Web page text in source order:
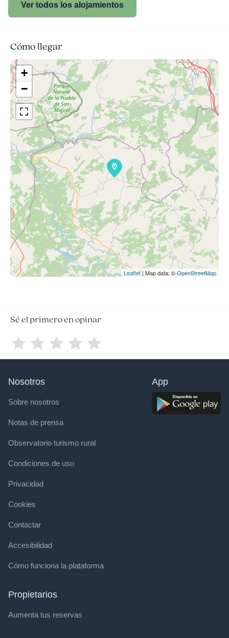
Ver todos los alojamientos
Cómo llegar
+
−
Leaflet| Map data: ©OpenStreetMap
Sé el primero en opinar
Nosotros
Sobre nosotros
Notas de prensa
Observatorio turismo rural
Condiciones de uso
Privacidad
Cookies
Contactar
Accesibilidad
Cómo funciona la plataforma
Propietarios
Aumenta tus reservas
App